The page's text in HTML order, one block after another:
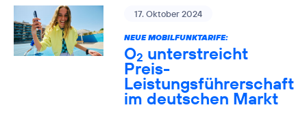
17. Oktober 2024
NEUE MOBILFUNKTARIFE:
O2 unterstreicht
Preis-
Leistungsführerschaft
im deutschen Markt